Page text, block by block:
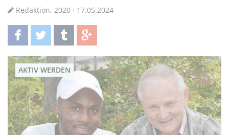
Redaktion, 2020 · 17.05.2024
teilentwittern teilen teilen
AKTIV WERDEN